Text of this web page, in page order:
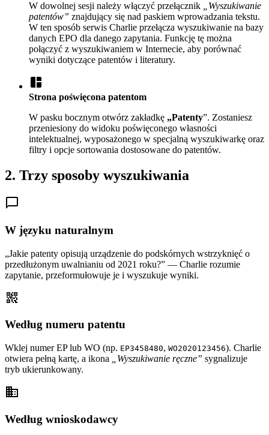
W dowolnej sesji należy włączyć przełącznik
„Wyszukiwanie
patentów” znajdujący się nad paskiem wprowadzania tekstu.
W ten sposób serwis Charlie przełącza wyszukiwanie na bazy
danych EPO dla danego zapytania. Funkcję tę można
połączyć z wyszukiwaniem w Internecie, aby porównać
wyniki dotyczące patentów i literatury.
space_dashboard
Strona poświęcona patentom
W pasku bocznym otwórz zakładkę „Patenty”. Zostaniesz
przeniesiony do widoku poświęconego własności
intelektualnej, wyposażonego w specjalną wyszukiwarkę oraz
filtry i opcje sortowania dostosowane do patentów.
2. Trzy sposoby wyszukiwania
chat_bubble_outline
W języku naturalnym
„Jakie patenty opisują urządzenie do podskórnych wstrzyknięć o
przedłużonym uwalnianiu od 2021 roku?” — Charlie rozumie
zapytanie, przeformułowuje je i wyszukuje wyniki.
qr_code_2
Według numeru patentu
Wklej numer EP lub WO (np. EP3458480, WO2020123456). Charlie
otwiera pełną kartę, a ikona
„Wyszukiwanie ręczne” sygnalizuje
tryb ukierunkowany.
business
Według wnioskodawcy